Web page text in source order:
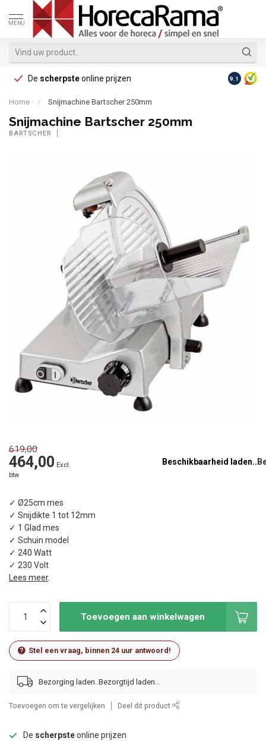
MENU
De scherpsteonline prijzen Op
9.1
Home / Snijmachine Bartscher 250mm
Snijmachine Bartscher 250mm
BARTSCHER
619,00
464,00 Excl.
btw
Beschikbaarheid laden..
✓ Ø25cm mes
✓ Snijdikte 1 tot 12mm
✓ 1 Glad mes
✓ Schuin model
✓ 240 Watt
✓ 230 Volt
Lees meer.
Toevoegen aan winkelwagen
Stel een vraag, binnen 24 uur antwoord!
Bezorging laden..
Toevoegen om te vergelijken Deel dit product
De scherpsteonline prijzen